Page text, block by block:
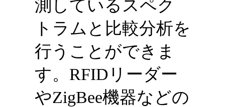
測しているスペク
トラムと比較分析を
行うことができま
す。RFIDリーダー
やZigBee機器などの